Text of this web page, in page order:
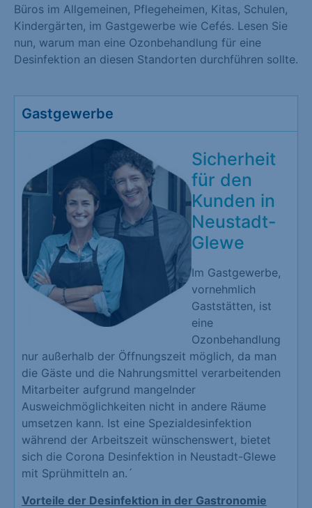
Büros im Allgemeinen, Pflegeheimen, Kitas, Schulen,
Kindergärten, im Gastgewerbe wie Cefés. Lesen Sie
nun, warum man eine Ozonbehandlung für eine
Desinfektion an diesen Standorten durchführen sollte.
Gastgewerbe
Sicherheit
für den
Kunden in
Neustadt-
Glewe
Im Gastgewerbe,
vornehmlich
Gaststätten, ist
eine
Ozonbehandlung
nur außerhalb der Öffnungszeit möglich, da man
die Gäste und die Nahrungsmittel verarbeitenden
Mitarbeiter aufgrund mangelnder
Ausweichmöglichkeiten nicht in andere Räume
umsetzen kann. Ist eine Spezialdesinfektion
während der Arbeitszeit wünschenswert, bietet
sich die Corona Desinfektion in Neustadt-Glewe
mit Sprühmitteln an.´
Vorteile der Desinfektion in der Gastronomie